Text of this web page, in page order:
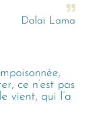
Dalaï Lama
ce n’est pas
vient, qui l’a